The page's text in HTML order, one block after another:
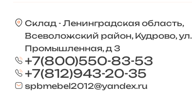
Склад - Ленинградская область,
Всеволожский район, Кудрово, ул.
Промышленная, д 3
+7(800)550-83-53
+7(812)943-20-35
spbmebel2012@yandex.ru